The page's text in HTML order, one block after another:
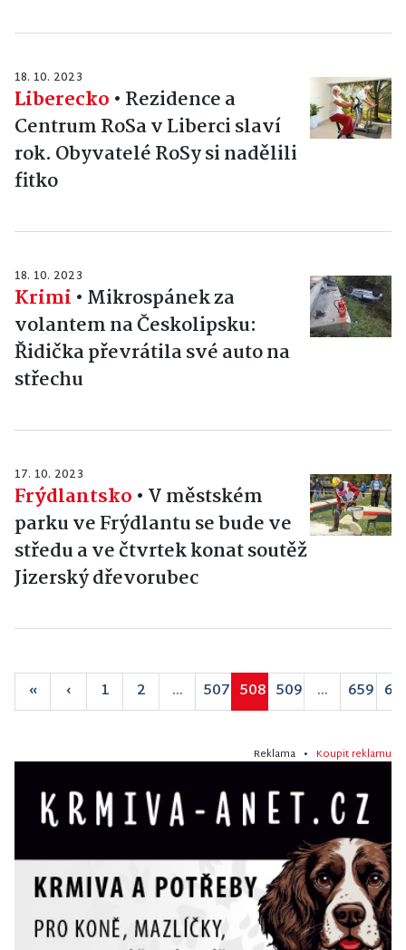
18. 10. 2023
Liberecko • Rezidence a
Centrum RoSa v Liberci slaví
rok. Obyvatelé RoSy si nadělili
fitko
18. 10. 2023
Krimi • Mikrospánek za
volantem na Českolipsku:
Řidička převrátila své auto na
střechu
17. 10. 2023
Frýdlantsko • V městském
parku ve Frýdlantu se bude ve
středu a ve čtvrtek konat soutěž
Jizerský dřevorubec
« ‹ 1 2 ... 507 508 509 ... 659
Reklama • Koupit reklamu